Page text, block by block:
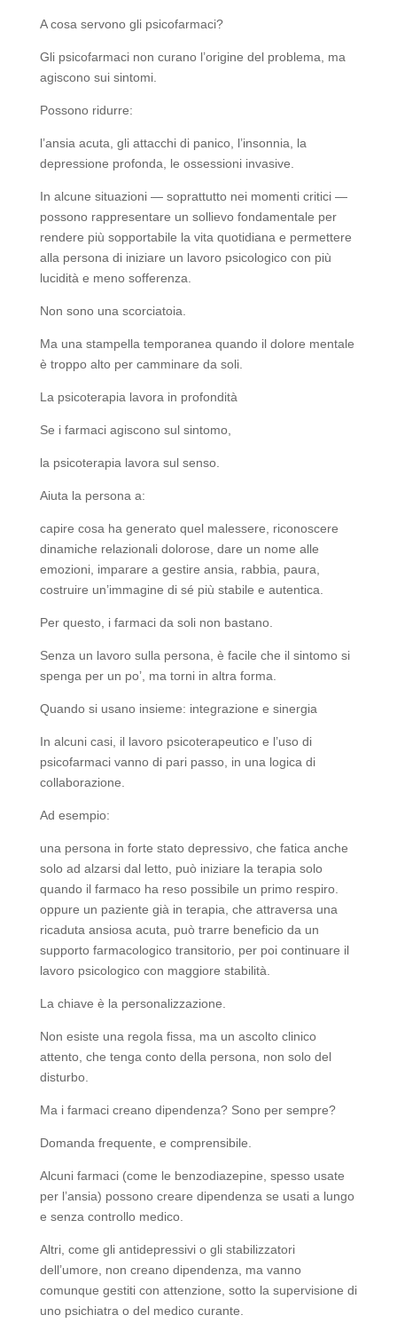
A cosa servono gli psicofarmaci?
Gli psicofarmaci non curano l’origine del problema, ma
agiscono sui sintomi.
Possono ridurre:
l’ansia acuta, gli attacchi di panico, l’insonnia, la
depressione profonda, le ossessioni invasive.
In alcune situazioni — soprattutto nei momenti critici —
possono rappresentare un sollievo fondamentale per
rendere più sopportabile la vita quotidiana e permettere
alla persona di iniziare un lavoro psicologico con più
lucidità e meno sofferenza.
Non sono una scorciatoia.
Ma una stampella temporanea quando il dolore mentale
è troppo alto per camminare da soli.
La psicoterapia lavora in profondità
Se i farmaci agiscono sul sintomo,
la psicoterapia lavora sul senso.
Aiuta la persona a:
capire cosa ha generato quel malessere, riconoscere
dinamiche relazionali dolorose, dare un nome alle
emozioni, imparare a gestire ansia, rabbia, paura,
costruire un’immagine di sé più stabile e autentica.
Per questo, i farmaci da soli non bastano.
Senza un lavoro sulla persona, è facile che il sintomo si
spenga per un po’, ma torni in altra forma.
Quando si usano insieme: integrazione e sinergia
In alcuni casi, il lavoro psicoterapeutico e l’uso di
psicofarmaci vanno di pari passo, in una logica di
collaborazione.
Ad esempio:
una persona in forte stato depressivo, che fatica anche
solo ad alzarsi dal letto, può iniziare la terapia solo
quando il farmaco ha reso possibile un primo respiro.
oppure un paziente già in terapia, che attraversa una
ricaduta ansiosa acuta, può trarre beneficio da un
supporto farmacologico transitorio, per poi continuare il
lavoro psicologico con maggiore stabilità.
La chiave è la personalizzazione.
Non esiste una regola fissa, ma un ascolto clinico
attento, che tenga conto della persona, non solo del
disturbo.
Ma i farmaci creano dipendenza? Sono per sempre?
Domanda frequente, e comprensibile.
Alcuni farmaci (come le benzodiazepine, spesso usate
per l’ansia) possono creare dipendenza se usati a lungo
e senza controllo medico.
Altri, come gli antidepressivi o gli stabilizzatori
dell’umore, non creano dipendenza, ma vanno
comunque gestiti con attenzione, sotto la supervisione di
uno psichiatra o del medico curante.